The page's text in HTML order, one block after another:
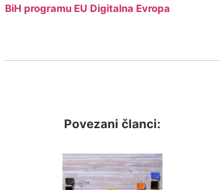
BiH programu EU Digitalna Evropa
Povezani članci: